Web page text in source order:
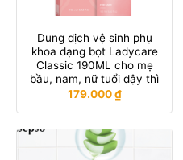
Dung dịch vệ sinh phụ
khoa dạng bọt Ladycare
Classic 190ML cho mẹ
bầu, nam, nữ tuổi dậy thì
179.000₫